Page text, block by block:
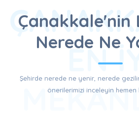
Çanakkale'nin
Nerede Ne
EN
Şehirde nerede ne yenir, nerede
önerilerimizi inceleyin hemen